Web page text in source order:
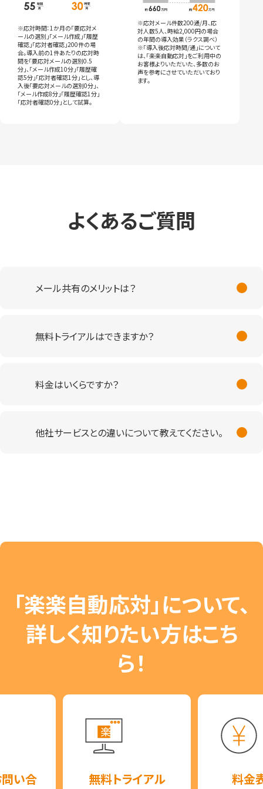
※応対時間：1か月の「要応対メ
ールの選別」「メール作成」「履歴
確認」「応対者確認」200件の場
合。導入前の1件あたりの応対時
間を「要応対メールの選別0.5
分」、「メール作成10分」「履歴確
認5分」「応対者確認1分」とし、導
入後「要応対メールの選別0分」、
「メール作成8分」「履歴確認1分」
「応対者確認0分」として試算。
※応対メール件数200通/月、応
対人数5人、時給2,000円の場合
の年間の導入効果（ラクス調べ）
※「導入後応対時間/通」について
は、「楽楽自動応対」をご利用中の
お客様よりいただいた、多数のお
声を参考にさせていただいており
ます。
よくあるご質問
メール共有のメリットは？
無料トライアルはできますか？
料金はいくらですか？
他社サービスとの違いについて教えてください。
「楽楽自動応対」について、
詳しく知りたい方はこち
ら！
問い合 無料トライアル 料金